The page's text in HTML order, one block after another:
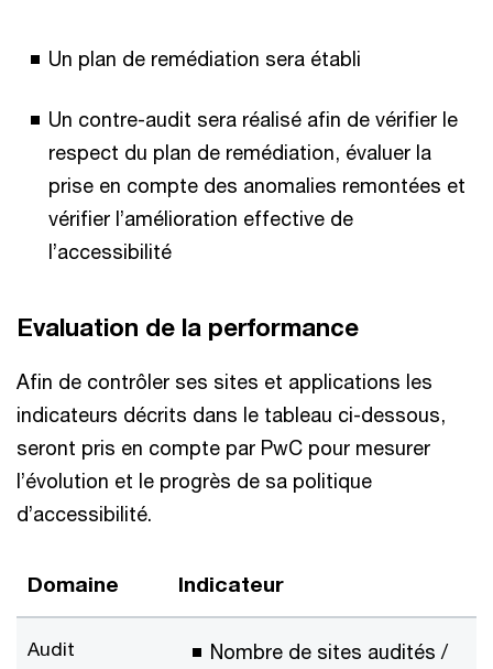
Un plan de remédiation sera établi
Un contre-audit sera réalisé afin de vérifier le
respect du plan de remédiation, évaluer la
prise en compte des anomalies remontées et
vérifier l’amélioration effective de
l’accessibilité
Evaluation de la performance
Afin de contrôler ses sites et applications les
indicateurs décrits dans le tableau ci-dessous,
seront pris en compte par PwC pour mesurer
l’évolution et le progrès de sa politique
d’accessibilité.
Domaine Indicateur
Audit
Nombre de sites audités /